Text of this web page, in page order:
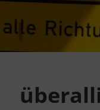
Inhalt